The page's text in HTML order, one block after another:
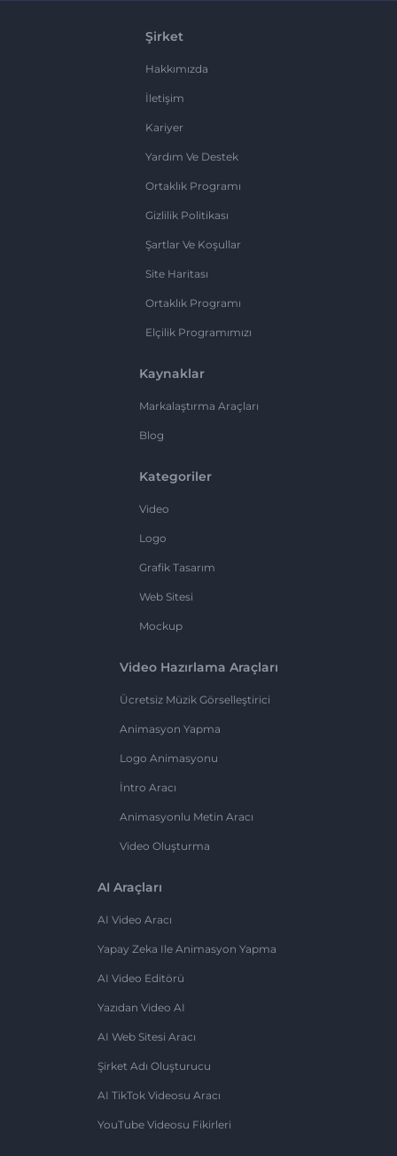
Şirket
Hakkımızda
İletişim
Kariyer
Yardım Ve Destek
Ortaklık Programı
Gizlilik Politikası
Şartlar Ve Koşullar
Site Haritası
Ortaklık Programı
Elçilik Programımızı
Kaynaklar
Markalaştırma Araçları
Blog
Kategoriler
Video
Logo
Grafik Tasarım
Web Sitesi
Mockup
Video Hazırlama Araçları
Ücretsiz Müzik Görselleştirici
Animasyon Yapma
Logo Animasyonu
İntro Aracı
Animasyonlu Metin Aracı
Video Oluşturma
AI Araçları
AI Video Aracı
Yapay Zeka Ile Animasyon Yapma
AI Video Editörü
Yazıdan Video AI
AI Web Sitesi Aracı
Şirket Adı Oluşturucu
AI TikTok Videosu Aracı
YouTube Videosu Fikirleri